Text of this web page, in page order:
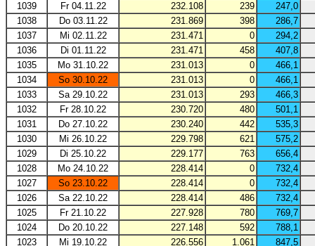
1039
Fr 04.11.22 232.108 239
247,0
1038
Do 03.11.22 231.869 398
286,7
1037
Mi 02.11.22 231.471 0
294,2
1036
Di 01.11.22 231.471 458
407,8
1035
Mo 31.10.22 231.013 0
466,1
1034
So 30.10.22 231.013 0
466,1
1033
Sa 29.10.22 231.013 293
466,3
1032
Fr 28.10.22 230.720 480
501,1
1031
Do 27.10.22 230.240 442
535,3
1030
Mi 26.10.22 229.798 621
575,2
1029
Di 25.10.22 229.177 763
656,4
1028
Mo 24.10.22 228.414 0
732,4
1027
So 23.10.22 228.414 0
732,4
1026
Sa 22.10.22 228.414 486
732,4
1025
Fr 21.10.22 227.928 780
769,7
1024
Do 20.10.22 227.148 592
788,1
1023
Mi 19.10.22 226.556 1.061
847,5